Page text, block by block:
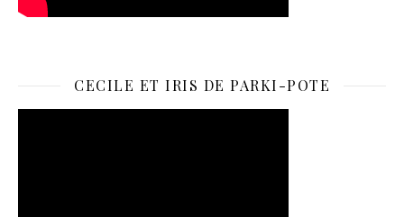
CECILE ET IRIS DE PARKI-POTE